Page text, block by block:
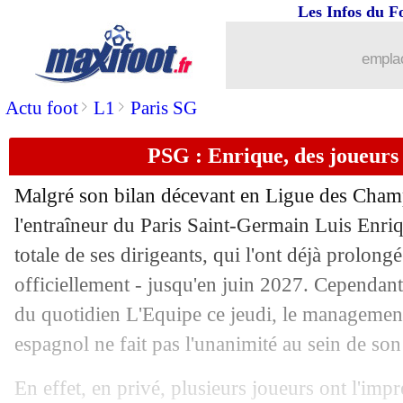
Actu foot> L1 > Paris SG
Les Infos du
PSG : Enrique, des
Malgré son bilan décevant en Ligue des
l'entraîneur du Paris Saint-Germain Luis
totale de ses dirigeants, qui l'ont déjà
officiellement - jusqu'en juin 2027.
du quotidien L'Equipe ce jeudi, le
espagnol ne fait pas l'unanimité au sein de
En effet, en privé, plusieurs joueurs ont
: Booba s'amuse des déboires de
28/11 PSG: Dembélé, son rouge divise en
28/11 Man Utd: Bruno Fernandes secoue
28/11 Real : Petit pense que Mbappé est
28/11 Naples : Raspadori dans le viseur de
28/11 PSG: les gardiens, "grotesque" pour
Real : Ancelotti va rencontrer Pérez,